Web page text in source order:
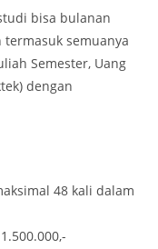
bisa bulanan
termasuk semuanya
Semester, Uang
dengan
48 kali dalam